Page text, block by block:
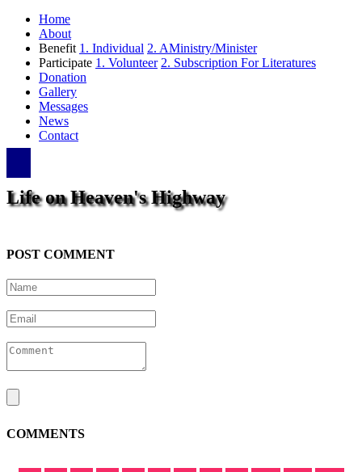
Home
About
Benefit 1. Individual 2. AMinistry/Minister
Participate 1. Volunteer 2. Subscription For Literatures
Donation
Gallery
Messages
News
Contact
Life on Heaven's Highway
POST COMMENT
COMMENTS